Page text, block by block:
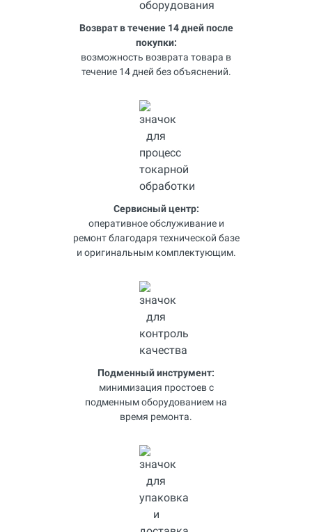
Возврат в течение 14 дней после
покупки:
возможность возврата товара в
течение 14 дней без объяснений.
Сервисный центр:
оперативное обслуживание и
ремонт благодаря технической базе
и оригинальным комплектующим.
Подменный инструмент:
минимизация простоев с
подменным оборудованием на
время ремонта.